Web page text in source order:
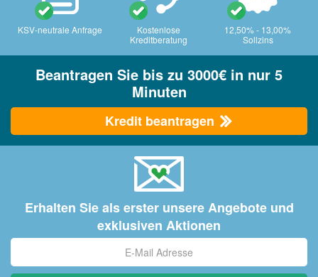
KSV-neutrale Anfrage
Kostenlose
Kreditberatung
12,50% - 13,00%
Sollzins
Beantragen Sie bis zu 3000€ in nur 5
Minuten
Kredit beantragen
Erhalten Sie als erster unsere Angebote und
exklusiven Aktionen